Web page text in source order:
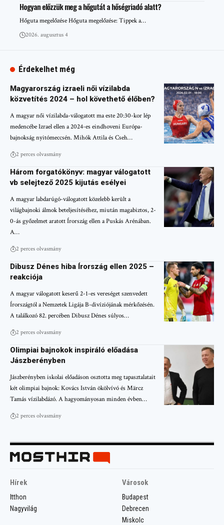
Hogyan előzzük meg a hőgutát a hőségriadó alatt?
Hőguta megelőzése Hőguta megelőzése: Tippek a…
2026. augusztus 4
Érdekelhet még
Magyarország izraeli női vízilabda
közvetítés 2024 – hol követhető élőben?
A magyar női vízilabda-válogatott ma este 20:30-kor lép
medencébe Izrael ellen a 2024-es eindhoveni Európa-
bajnokság nyitómeccsén. Mihók Attila és Cseh…
2 perces olvasmány
Három forgatókönyv: magyar válogatott
vb selejtező 2025 kijutás esélyei
A magyar labdarúgó-válogatott közelebb került a
világbajnoki álmok beteljesítéséhez, miután magabiztos, 2-
0-ás győzelmet aratott Írország ellen a Puskás Arénában.
A…
2 perces olvasmány
Dibusz Dénes hiba Írország ellen 2025 –
reakciója
A magyar válogatott keserű 2-1-es vereséget szenvedett
Írországtól a Nemzetek Ligája B-divíziójának mérkőzésén.
A találkozó 82. percében Dibusz Dénes súlyos…
2 perces olvasmány
Olimpiai bajnokok inspiráló előadása
Jászberényben
Jászberényben iskolai előadáson osztotta meg tapasztalatait
két olimpiai bajnok: Kovács István ökölvívó és Märcz
Tamás vízilabdázó. A hagyományosan minden évben…
2 perces olvasmány
Hírek
Itthon
Nagyvilág
Városok
Budapest
Debrecen
Miskolc